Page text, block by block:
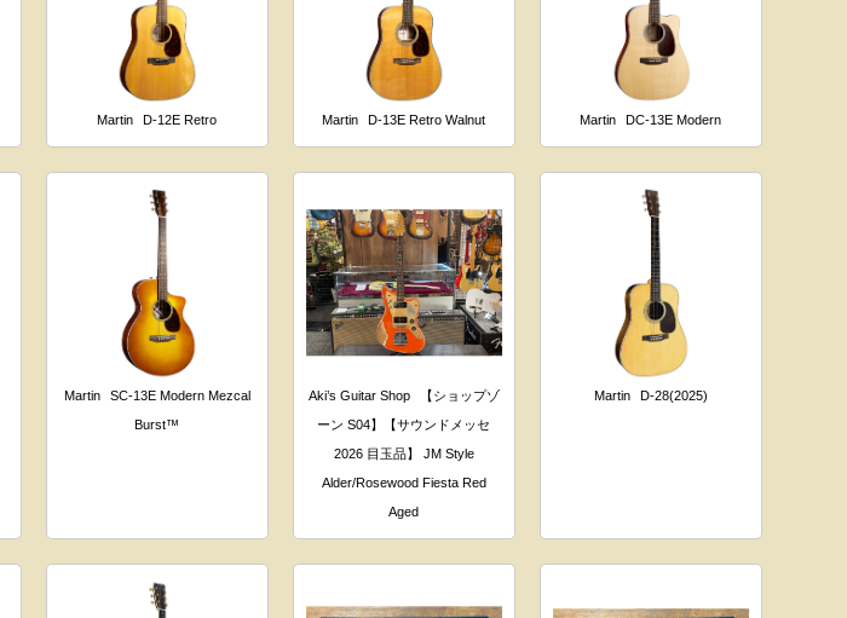
Martin D-12E Retro Martin D-13E Retro Walnut Martin DC-13E Modern
Martin
SC-13E Modern Mezcal
Burst™
Aki’s Guitar Shop
【ショップゾ
ーン S04】【サウンドメッセ
2026 目玉品】 JM Style
Alder/Rosewood Fiesta Red
Aged
Martin D-28(2025)